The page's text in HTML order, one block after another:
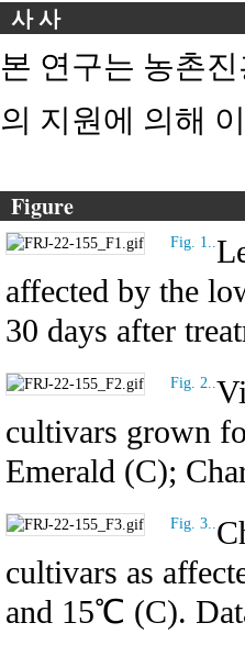
사 사
본 연구는 농촌
의 지원에 의해
Figure
Fig. 1..
affected by the
30 days after
Fig. 2..
cultivars grown
Emerald (C);
Fig. 3..
cultivars as
and 15℃ (C).